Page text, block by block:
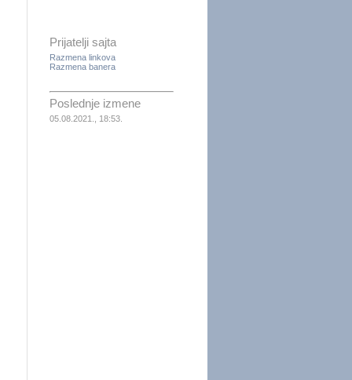
Prijatelji sajta
Razmena linkova
Razmena banera
Poslednje izmene
05.08.2021., 18:53.